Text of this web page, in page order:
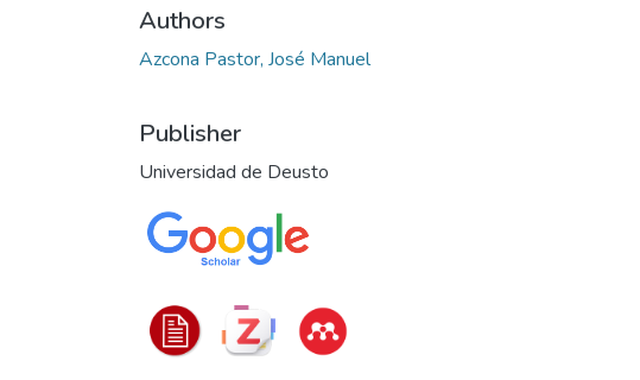
Authors
Azcona Pastor, José Manuel
Publisher
Universidad de Deusto